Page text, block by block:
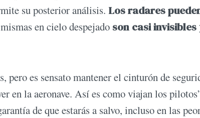
su posterior análisis. Los radares
en cielo despejado son casi invisibles
es sensato mantener el cinturón de
en la aeronave. Así es como viajan los
de que estarás a salvo, incluso en las